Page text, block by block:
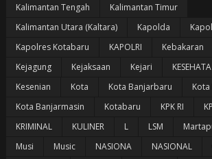
Kalimantan Tengah
Kalimantan Timur
Kalimantan Utara (Kaltara)
Kapolda
Kapolres Kotabaru
KAPOLRI Kebakaran
Kejagung
Kejaksaan Kejari KESEHATA
Kesenian
Kota Kota Banjarbaru
Kota Banjarmasin
Kotabaru KPK RI
KRIMINAL
KULINER L LSM
Musi
Music NASIONA NASIONAL